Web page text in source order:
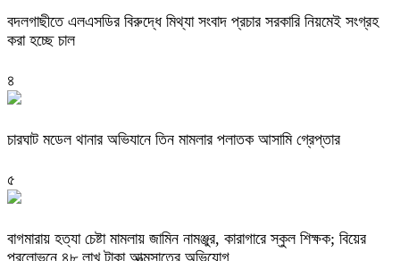
বদলগাছীতে এলএসডির বিরুদ্ধে মিথ্যা সংবাদ প্রচার সরকারি নিয়মেই সংগ্রহ
করা হচ্ছে চাল
৪
চারঘাট মডেল থানার অভিযানে তিন মামলার পলাতক আসামি গ্রেপ্তার
৫
বাগমারায় হত্যা চেষ্টা মামলায় জামিন নামঞ্জুর, কারাগারে স্কুল শিক্ষক; বিয়ের